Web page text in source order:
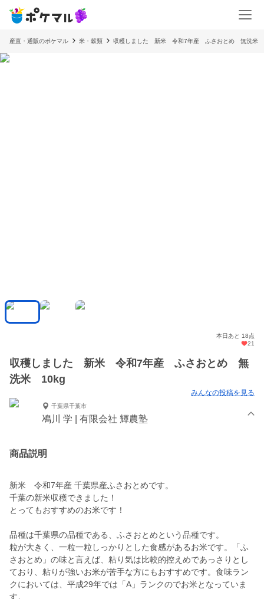
産直・通販のポケマル 米・穀類 収穫しました 新米 令和7年産 ふさおとめ 無洗米
本日あと 18点
21
収穫しました 新米 令和7年産 ふさおとめ 無
洗米 10kg
みんなの投稿を見る
千葉県千葉市
鳰川 学 | 有限会社 輝農塾
商品説明
新米 令和7年産 千葉県産ふさおとめです。
千葉の新米収穫できました！
とってもおすすめのお米です！
品種は千葉県の品種である、ふさおとめという品種です。
粒が大きく、一粒一粒しっかりとした食感があるお米です。「ふ
さおとめ」の味と言えば、粘り気は比較的控えめであっさりとし
ており、粘りが強いお米が苦手な方にもおすすめです。食味ラン
クにおいては、平成29年では「A」ランクのでお米となっていま
す。